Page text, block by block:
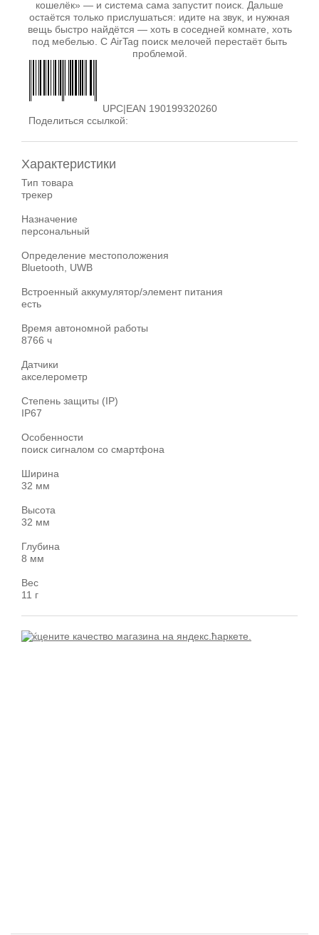
кошелёк» — и система сама запустит поиск. Дальше
остаётся только прислушаться: идите на звук, и нужная
вещь быстро найдётся — хоть в соседней комнате, хоть
под мебелью. С AirTag поиск мелочей перестаёт быть
проблемой.
UPC|EAN 190199320260
Поделиться ссылкой:
Характеристики
Тип товара
трекер
Назначение
персональный
Определение местоположения
Bluetooth, UWB
Встроенный аккумулятор/элемент питания
есть
Время автономной работы
8766 ч
Датчики
акселерометр
Степень защиты (IP)
IP67
Особенности
поиск сигналом со смартфона
Ширина
32 мм
Высота
32 мм
Глубина
8 мм
Вес
11 г